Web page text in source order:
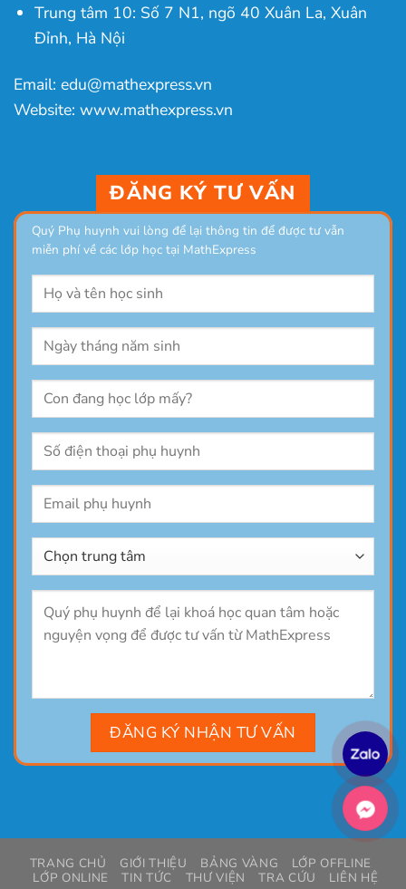
Trung tâm 10: Số 7 N1, ngõ 40 Xuân La, Xuân
Đỉnh, Hà Nội
Email: edu@mathexpress.vn
Website: www.mathexpress.vn
ĐĂNG KÝ TƯ VẤN
Quý Phụ huynh vui lòng để lại thông tin để được tư vẫn
miễn phí về các lớp học tại MathExpress
TRANG CHỦ GIỚI THIỆU BẢNG VÀNG
LỚP OFFLINE
LỚP ONLINE
TIN TỨC THƯ VIỆN TRA CỨU LIÊN HỆ